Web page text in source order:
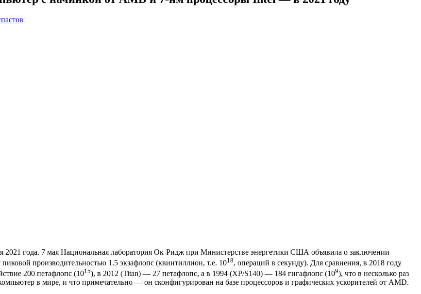
2021 года. 7 мая Национальная лаборатория Ок-Ридж при Министерстве энергетики США объявила о заключении
производительностью 1.5 экзафлопс (квинтиллион, т.е. 1018, операций в секунду). Для сравнения, в 2018 году
200 петафлопс (1015), в 2012 (Titan) — 27 петафлопс, а в 1994 (XP/S140) — 184 гигафлопс (109), что в несколько раз
в мире, и что примечательно — он сконфигурирован на базе процессоров и графических ускорителей от AMD.